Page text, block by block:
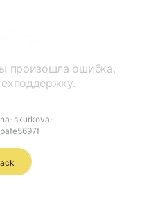
произошла ошибка.
skurkova-